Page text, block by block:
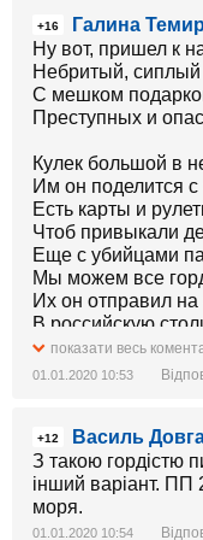
+16
Галина
Ну вот, пришел к
Небритый,
С мешком
Преступных и
Кулек большой в
Им он поделится с
Есть карты и
Чтоб привыкали
Еще с убийцами
Мы можем все
Их он отправил на
В российскую
А мужикам он
(Их жены
И кодекс новый о
Рабы б кричали:
Но мы о том
Траву ведь
На самом дне
показати весь
01.01.2020 10:53
+12
Василь
З такою гордістю
інший варіант.
моря.
01.01.2020 10:54